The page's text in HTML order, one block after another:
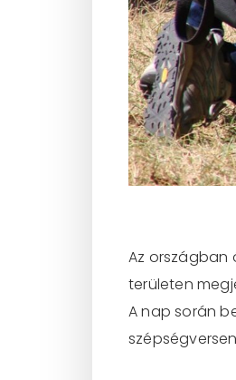
Az országban
területen
A nap során